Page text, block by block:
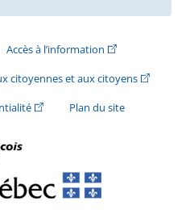
externe s'ouvrira dans une
Accès à l’information(Cet hyperlien
citoyennes et aux citoyens(Cet
(Cet hyperlien externe s'ouvrira
Plan du site